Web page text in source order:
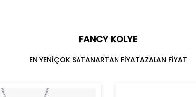
FANCY KOLYE
EN YENİÇOK SATANARTAN FİYATAZALAN FİYAT